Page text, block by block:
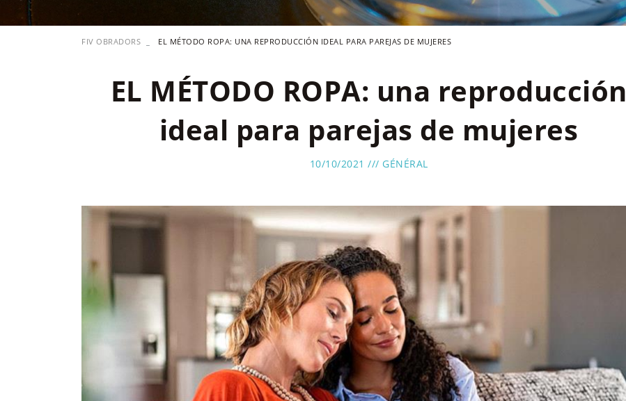
FIV OBRADORS EL MÉTODO ROPA: UNA REPRODUCCIÓN IDEAL PARA PAREJAS DE MUJERES
EL MÉTODO ROPA: una reproducción
ideal para parejas de mujeres
10/10/2021 /// GÉNÉRAL